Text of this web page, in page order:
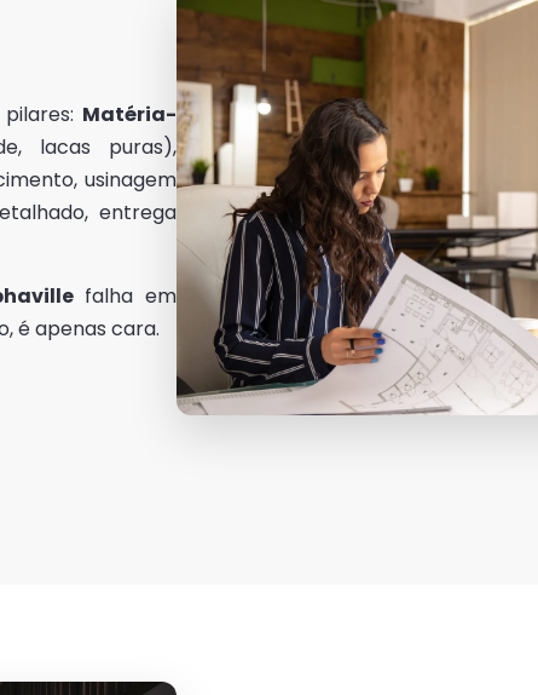
Matéria-
lacas puras),
usinagem
entrega
falha em
é apenas cara.